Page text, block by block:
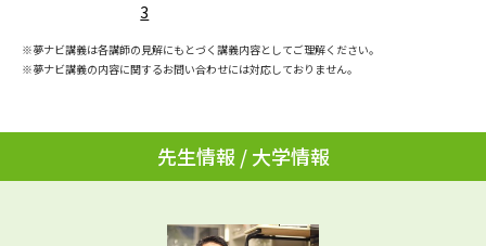
テレメール
お支払いサイト
個人情報取扱規定
訂正のご案内
3
※夢ナビ講義は各講師の見解にもとづく講義内容としてご理解ください。
※夢ナビ講義の内容に関するお問い合わせには対応しておりません。
先生情報 / 大学情報